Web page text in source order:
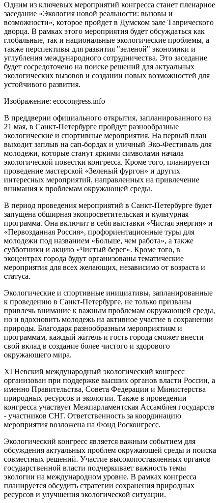
Одним из ключевых мероприятий конгресса станет пленарное
заседание «Экология новой реальности: вызовы и
возможности», которое пройдет в Думском зале Таврического
дворца. В рамках этого мероприятия будет обсуждаться как
глобальные, так и национальные экологические проблемы, а
также перспективы для развития "зеленой" экономики и
углубления международного сотрудничества. Это заседание
будет сосредоточено на поиске решений для актуальных
экологических вызовов и создании новых возможностей для
устойчивого развития.
Изображение: ecocongress.info
В преддверии официального открытия, запланированного на
21 мая, в Санкт-Петербурге пройдут разнообразные
экологические и спортивные мероприятия. На первый план
выходит заплыв на сап-бордах и уличный Эко-Фестиваль для
молодежи, которые станут яркими символами начала
экологической повестки конгресса. Кроме того, планируется
проведение мастерской «Зеленый фургон» и других
интересных мероприятий, направленных на привлечение
внимания к проблемам окружающей среды.
В период проведения мероприятий в Санкт-Петербурге будет
запущена обширная экопросветительская и культурная
программа. Она включит в себя выставки «Чистая энергия» и
«Первозданная Россия», профориентационные туры для
молодежи под названием «Больше, чем работа», а также
субботники и акцию «Чистый берег». Кроме того, в
экоцентрах города будут организованы тематические
мероприятия для всех желающих, независимо от возраста и
статуса.
Экологические и спортивные инициативы, запланированные
к проведению в Санкт-Петербурге, не только призваны
привлечь внимание к важным проблемам окружающей среды,
но и вдохновить молодежь на активное участие в сохранении
природы. Благодаря разнообразным мероприятиям и
программам, каждый житель и гость города сможет внести
свой вклад в создание более чистого и здорового
окружающего мира.
XI Невский международный экологический конгресс
организован при поддержке высших органов власти России, а
именно Правительства, Совета Федерации и Министерства
природных ресурсов и экологии. Также в проведении
конгресса участвует Межпарламентская Ассамблея государств
- участников СНГ. Ответственность за координацию
мероприятия возложена на Фонд Росконгресс.
Экологический конгресс является важным событием для
обсуждения актуальных проблем окружающей среды и поиска
совместных решений. Участие высокопоставленных органов
государственной власти подчеркивает важность темы
экологии на международном уровне. В рамках конгресса
планируется обсудить стратегии сохранения природных
ресурсов и улучшения экологической ситуации.